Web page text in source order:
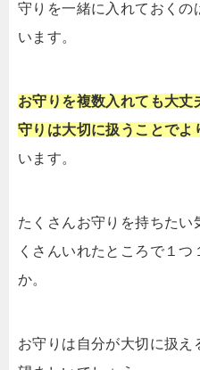
守りを一緒に入れておくの
います。
お守りを複数入れても大
守りは大切に扱うことでよ
います。
たくさんお守りを持ちたい
くさんいれたところで１つ
か。
お守りは自分が大切に扱